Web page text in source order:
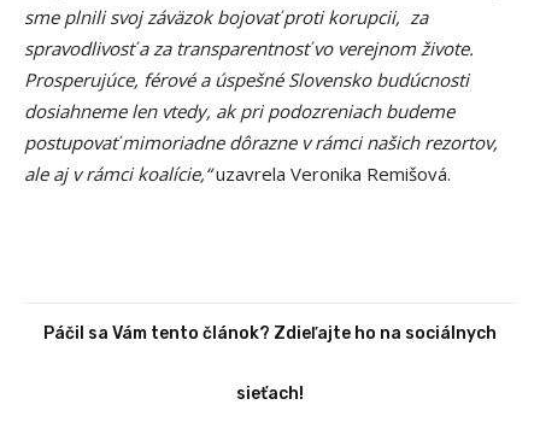
sme plnili svoj záväzok bojovať proti korupcii, za
spravodlivosť a za transparentnosť vo verejnom živote.
Prosperujúce, férové a úspešné Slovensko budúcnosti
dosiahneme len vtedy, ak pri podozreniach budeme
postupovať mimoriadne dôrazne v rámci našich rezortov,
ale aj v rámci koalície,“uzavrela Veronika Remišová.
Páčil sa Vám tento článok? Zdieľajte ho na sociálnych
sieťach!